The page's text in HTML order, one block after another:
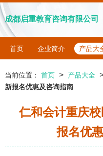
成都启重教育咨询有限公司
首页 企业简介 产品大
当前位置： 首页 > 产品大全
新报名优惠及咨询指南
仁和会计重庆
报名优